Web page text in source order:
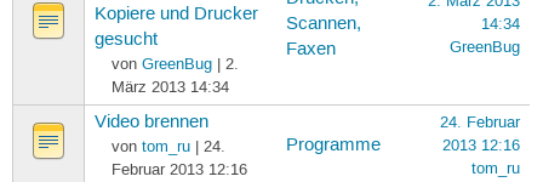
Kopiere und Drucker
gesucht
von GreenBug| 2.
März 2013 14:34
Scannen,
Faxen
14:34
GreenBug
Video brennen
von tom_ru| 24.
Februar 2013 12:16
Programme
24. Februar
2013 12:16
tom_ru